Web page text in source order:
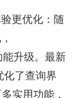
更优化：随
升级。最新
化了查询界
实用功能，